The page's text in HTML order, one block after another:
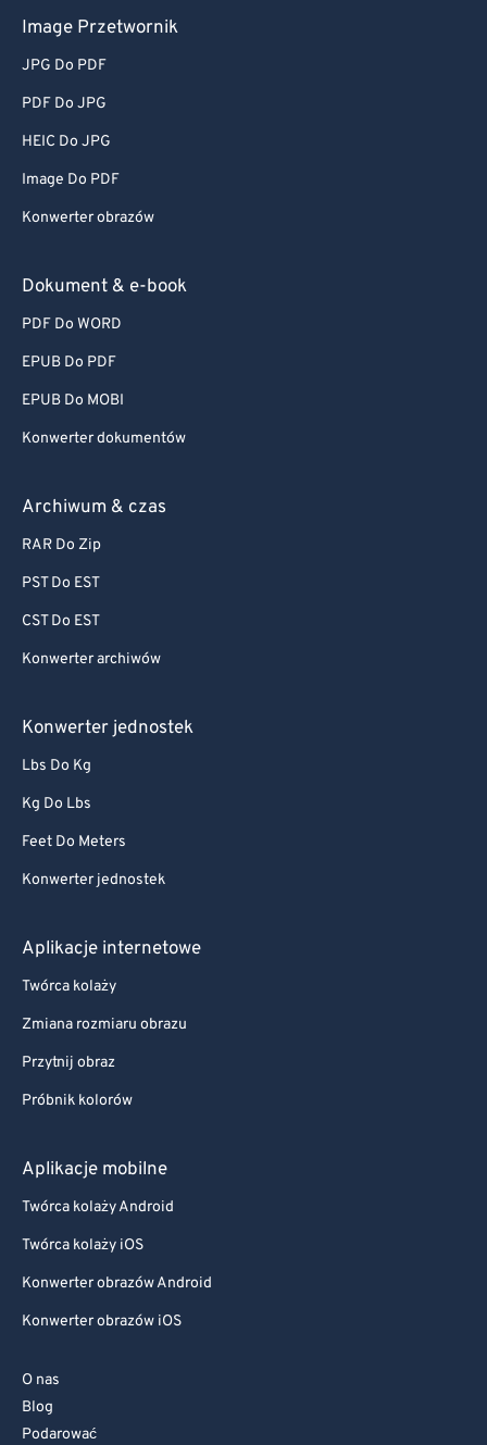
Image Przetwornik
JPG Do PDF
PDF Do JPG
HEIC Do JPG
Image Do PDF
Konwerter obrazów
Dokument & e-book
PDF Do WORD
EPUB Do PDF
EPUB Do MOBI
Konwerter dokumentów
Archiwum & czas
RAR Do Zip
PST Do EST
CST Do EST
Konwerter archiwów
Konwerter jednostek
Lbs Do Kg
Kg Do Lbs
Feet Do Meters
Konwerter jednostek
Aplikacje internetowe
Twórca kolaży
Zmiana rozmiaru obrazu
Przytnij obraz
Próbnik kolorów
Aplikacje mobilne
Twórca kolaży Android
Twórca kolaży iOS
Konwerter obrazów Android
Konwerter obrazów iOS
O nas
Blog
Podarować